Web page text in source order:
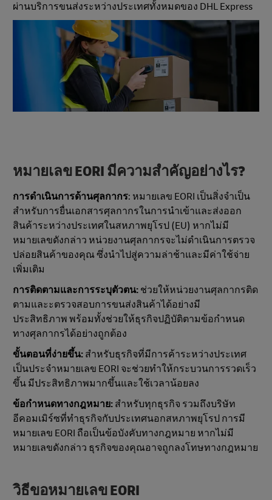
ผ่านบริการขนส่งระหว่างประเทศทั้งหมดของ DHL Express
หมายเลข EORI มีความสําคัญอย่างไร?
การดำเนินการด้านศุลกากร: หมายเลข EORI เป็นสิ่งจำเป็น
สำหรับการยื่นเอกสารศุลกากรในการนำเข้าและส่งออก
สินค้าระหว่างประเทศในสหภาพยุโรป (EU) หากไม่มี
หมายเลขดังกล่าว หน่วยงานศุลกากรจะไม่ดำเนินการตรวจ
ปล่อยสินค้าของคุณ ซึ่งนําไปสู่ความล่าช้าและมีค่าใช้จ่าย
เพิ่มเติม
การติดตามและการระบุตัวตน: ช่วยให้หน่วยงานศุลกากรติด
ตามและะตรวจสอบการขนส่งสินค้าได้อย่างมี
ประสิทธิภาพ พร้อมทั้งช่วยให้ธุรกิจปฏิบัติตามข้อกำหนด
ทางศุลกากรได้อย่างถูกต้อง
ขั้นตอนที่ง่ายขึ้น: สําหรับธุรกิจที่มีการค้าระหว่างประเทศ
เป็นประจําหมายเลข EORI จะช่วยทำให้กระบวนการรวดเร็ว
ขึ้น มีประสิทธิภาพมากขึ้นและใช้เวลาน้อยลง
ข้อกําหนดทางกฎหมาย: สําหรับทุกธุรกิจ รวมถึงบริษัท
อีคอมเมิร์ซที่ทำธุรกิจกับประเทศนอกสหภาพยุโรป การมี
หมายเลข EORI ถือเป็นข้อบังคับทางกฎหมาย หากไม่มี
หมายเลขดังกล่าว ธุรกิจของคุณอาจถูกลงโทษทางกฎหมาย
วิธีขอหมายเลข EORI